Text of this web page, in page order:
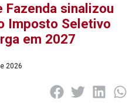
Fazenda sinalizou
Imposto Seletivo
em 2027
2026